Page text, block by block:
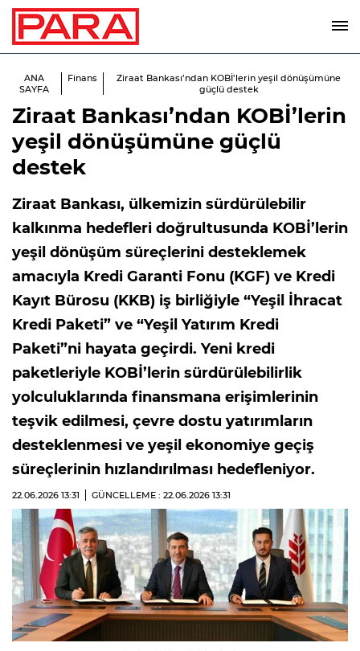
ANA
SAYFA
Finans
Ziraat Bankası’ndan KOBİ’lerin yeşil dönüşümüne
güçlü destek
Ziraat Bankası’ndan KOBİ’lerin
yeşil dönüşümüne güçlü
destek
Ziraat Bankası, ülkemizin sürdürülebilir
kalkınma hedefleri doğrultusunda KOBİ’lerin
yeşil dönüşüm süreçlerini desteklemek
amacıyla Kredi Garanti Fonu (KGF) ve Kredi
Kayıt Bürosu (KKB) iş birliğiyle “Yeşil İhracat
Kredi Paketi” ve “Yeşil Yatırım Kredi
Paketi”ni hayata geçirdi. Yeni kredi
paketleriyle KOBİ’lerin sürdürülebilirlik
yolculuklarında finansmana erişimlerinin
teşvik edilmesi, çevre dostu yatırımların
desteklenmesi ve yeşil ekonomiye geçiş
süreçlerinin hızlandırılması hedefleniyor.
22.06.2026 13:31 GÜNCELLEME : 22.06.2026 13:31